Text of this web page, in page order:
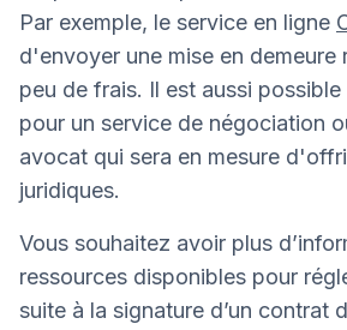
Par exemple, le service en ligne
d'envoyer une mise en demeure
peu de frais. Il est aussi
pour un service de négociation
avocat qui sera en mesure
juridiques.
Vous souhaitez avoir plus
ressources disponibles pour
suite à la signature d’un contrat